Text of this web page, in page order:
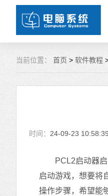
当前位置： 首页 > 软件教程
时间： 24-09-23 10:58:39
PCL2启动器启动
启动游戏，想要将
操作步骤，希望能